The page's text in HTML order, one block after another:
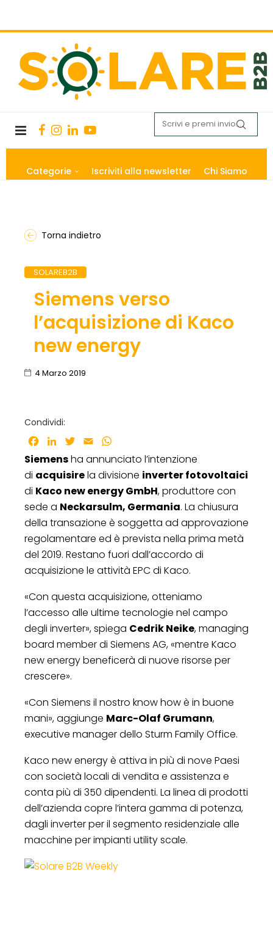
Categorie Iscriviti alla newsletter Chi Siamo
Torna indietro
SOLAREB2B
Siemens verso
l’acquisizione di Kaco
new energy
4 Marzo 2019
Condividi:
Facebook
LinkedInTwitter
Email
Siemensha annunciato l’intenzione
di acquisirela divisione inverter fotovoltaici
di Kaco new energy GmbH, produttore con
sede a Neckarsulm, Germania. La chiusura
della transazione è soggetta ad approvazione
regolamentare ed è prevista nella prima metà
del 2019. Restano fuori dall’accordo di
acquisizione le attività EPC di Kaco.
«Con questa acquisizione, otteniamo
l’accesso alle ultime tecnologie nel campo
degli inverter», spiega Cedrik Neike, managing
board member di Siemens AG, «mentre Kaco
new energy beneficerà di nuove risorse per
crescere».
«Con Siemens il nostro know how è in buone
mani», aggiunge Marc-Olaf Grumann,
executive manager dello Sturm Family Office.
Kaco new energy è attiva in più di nove Paesi
con società locali di vendita e assistenza e
conta più di 350 dipendenti. La linea di prodotti
dell’azienda copre l’intera gamma di potenza,
dagli inverter per il segmento residenziale alle
macchine per impianti utility scale.